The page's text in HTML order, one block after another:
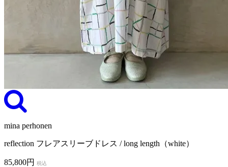
mina perhonen
reflection フレアスリーブドレス / long length（white）
85,800円 税込